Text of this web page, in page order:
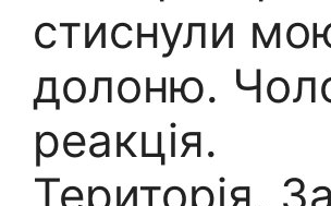
стиснули
долоню.
реакція.
Територія.